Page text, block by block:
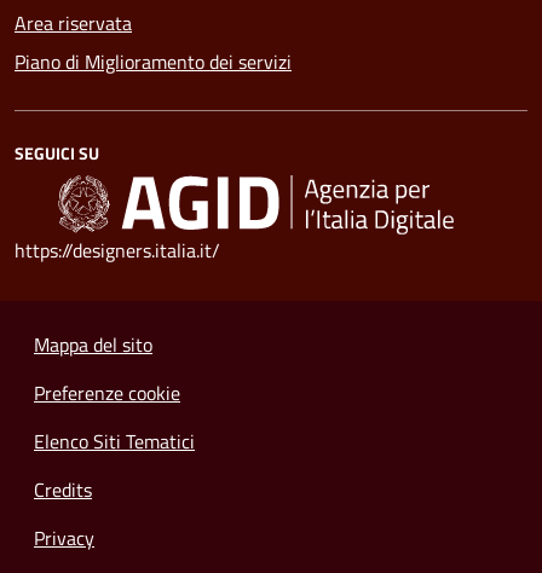
Area riservata
Piano di Miglioramento dei servizi
SEGUICI SU
https://designers.italia.it/
Mappa del sito
Preferenze cookie
Elenco Siti Tematici
Credits
Privacy